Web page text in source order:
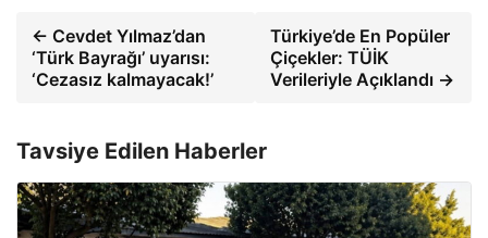
← Cevdet Yılmaz’dan
‘Türk Bayrağı’ uyarısı:
‘Cezasız kalmayacak!’
Türkiye’de En Popüler
Çiçekler: TÜİK
Verileriyle Açıklandı →
Tavsiye Edilen Haberler